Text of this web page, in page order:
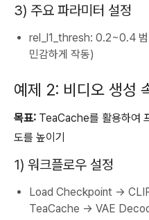
3) 주요 파라미터 설정
rel_l1_thresh: 0.2~0.4 범
민감하게 작동)
예제 2: 비디오 생성
목표: TeaCache를 활용하여
도를 높이기
1) 워크플로우 설정
Load Checkpoint →
TeaCache → VAE